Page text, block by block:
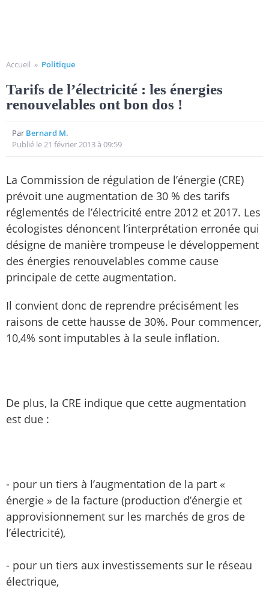
Accueil » Politique
Tarifs de l’électricité : les énergies
renouvelables ont bon dos !
Par Bernard M.
Publié le 21 février 2013 à 09:59
La Commission de régulation de l’énergie (CRE)
prévoit une augmentation de 30 % des tarifs
réglementés de l’électricité entre 2012 et 2017. Les
écologistes dénoncent l’interprétation erronée qui
désigne de manière trompeuse le développement
des énergies renouvelables comme cause
principale de cette augmentation.
Il convient donc de reprendre précisément les
raisons de cette hausse de 30%. Pour commencer,
10,4% sont imputables à la seule inflation.
De plus, la CRE indique que cette augmentation
est due :
- pour un tiers à l’augmentation de la part «
énergie » de la facture (production d’énergie et
approvisionnement sur les marchés de gros de
l’électricité),
- pour un tiers aux investissements sur le réseau
électrique,